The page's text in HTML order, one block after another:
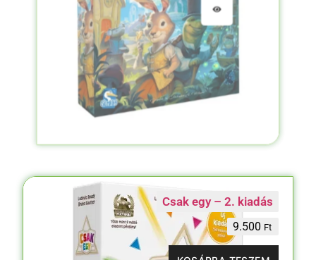
Csak egy – 2. kiadás
9.500 Ft